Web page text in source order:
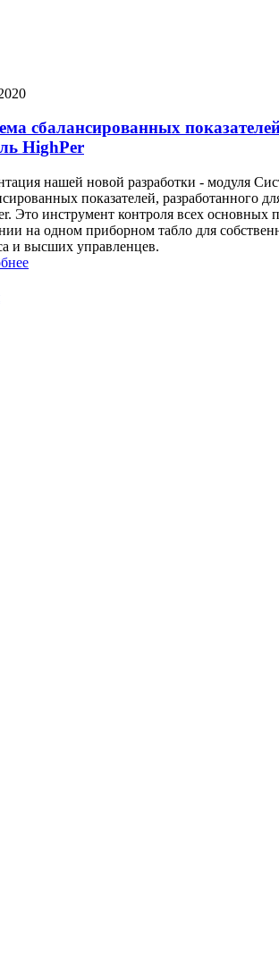
сбалансированных
HighPer
нашей новой разработки - модуля
показателей, разработанного
Это инструмент контроля всех основных
на одном приборном табло для
и высших управленцев.